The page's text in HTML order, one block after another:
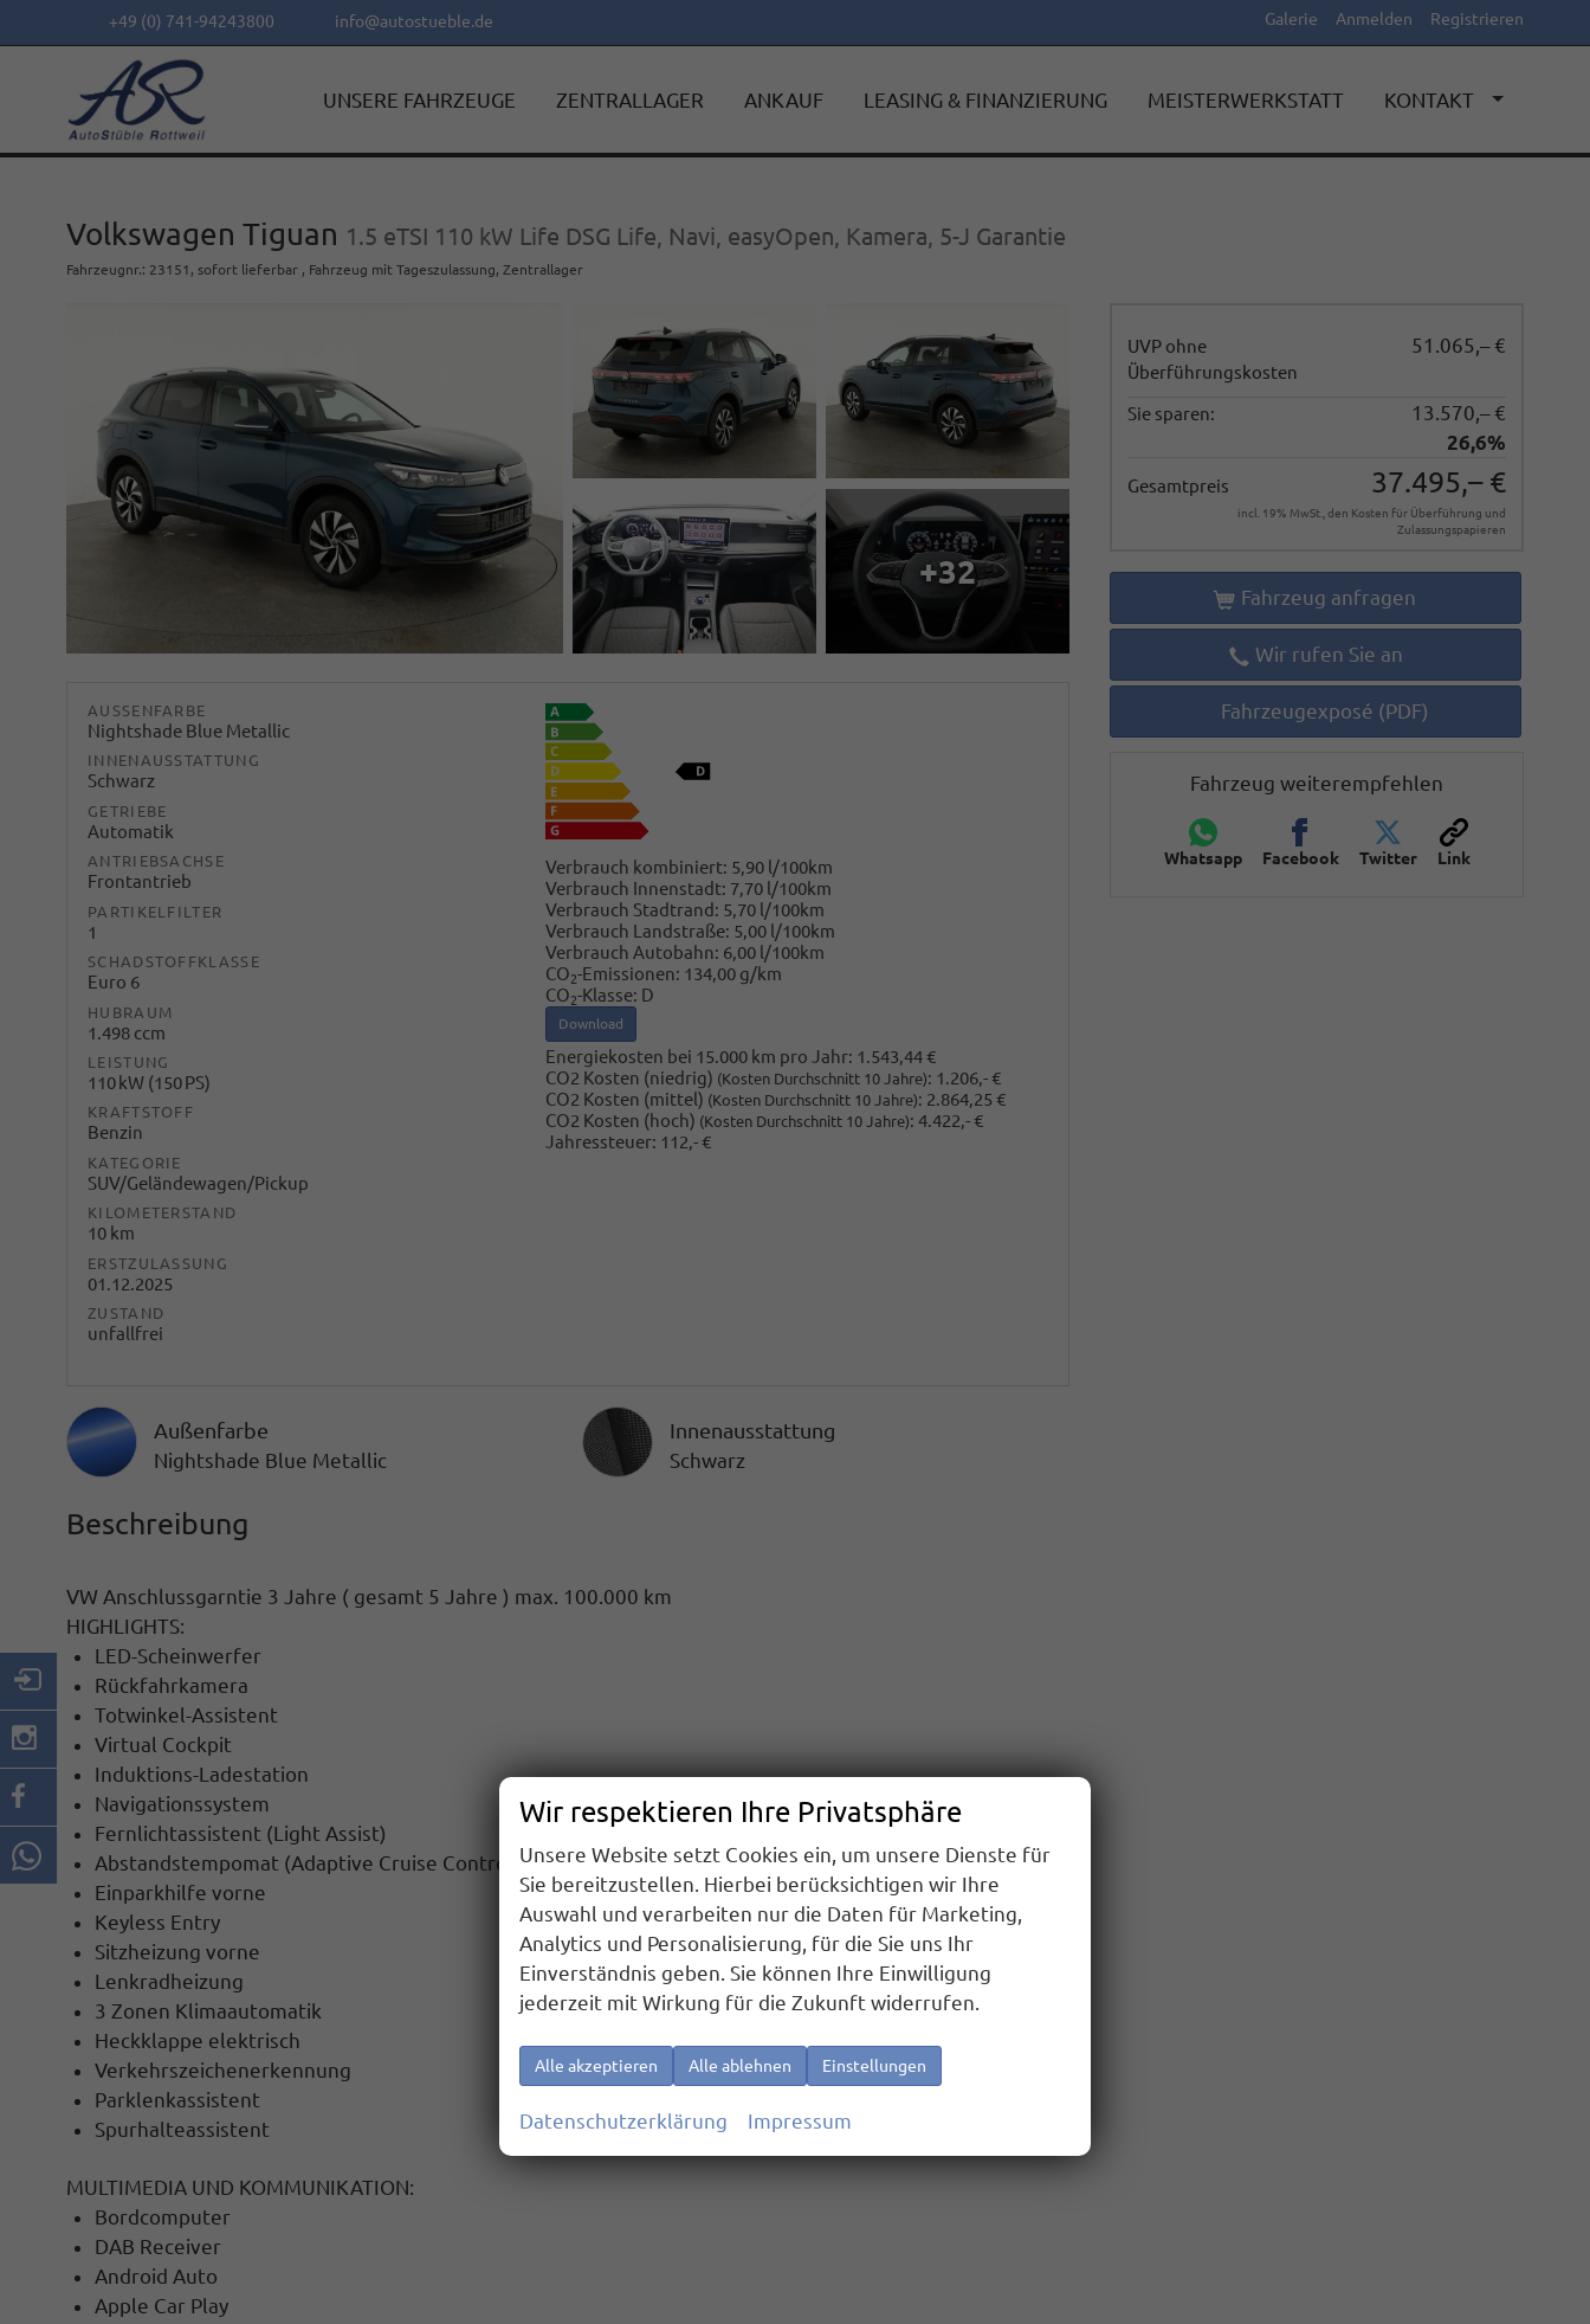
+49 (0) 741-94243800 info@autostueble.de Galerie Anmelden Registrieren
UNSERE FAHRZEUGE ZENTRALLAGER ANKAUF LEASING & FINANZIERUNG MEISTERWERKSTATT KONTAKT
Volkswagen Tiguan 1.5 eTSI 110 kW Life DSG Life, Navi, easyOpen, Kamera, 5-J Garantie
Fahrzeugnr.: 23151 , sofort lieferbar , Fahrzeug mit Tageszulassung, Zentrallager
UVP ohne
Überführungskosten
51.065,– €
Sie sparen:
13.570,– €
26,6%
Gesamtpreis 37.495,– €
incl. 19% MwSt., den Kosten für Überführung und
Zulassungspapieren
Fahrzeug anfragen
Wir rufen Sie an
Fahrzeugexposé (PDF)
Fahrzeug weiterempfehlen
Whatsapp Facebook Twitter Link
+32
AUSSENFARBE
Nightshade Blue Metallic
INNENAUSSTATTUNG
Schwarz
GETRIEBE
Automatik
ANTRIEBSACHSE
Frontantrieb
PARTIKELFILTER
1
SCHADSTOFFKLASSE
Euro 6
HUBRAUM
1.498 ccm
LEISTUNG
110 kW (150 PS)
KRAFTSTOFF
Benzin
KATEGORIE
SUV/Geländewagen/Pickup
KILOMETERSTAND
10 km
ERSTZULASSUNG
01.12.2025
ZUSTAND
unfallfrei
Verbrauch kombiniert: 5,90 l/100km
Verbrauch Innenstadt: 7,70 l/100km
Verbrauch Stadtrand: 5,70 l/100km
Verbrauch Landstraße: 5,00 l/100km
Verbrauch Autobahn: 6,00 l/100km
CO2-Emissionen: 134,00 g/km
CO2-Klasse: D
Download
Energiekosten bei 15.000 km pro Jahr: 1.543,44 €
CO2 Kosten (niedrig) (Kosten Durchschnitt 10 Jahre): 1.206,- €
CO2 Kosten (mittel) (Kosten Durchschnitt 10 Jahre): 2.864,25 €
CO2 Kosten (hoch) (Kosten Durchschnitt 10 Jahre): 4.422,- €
Jahressteuer: 112,- €
Außenfarbe
Nightshade Blue Metallic
InnenausstattungInnenausstattung
Schwarz
Beschreibung
VW Anschlussgarntie 3 Jahre ( gesamt 5 Jahre ) max. 100.000 km
HIGHLIGHTS:
LED-Scheinwerfer
Rückfahrkamera
Totwinkel-Assistent
Virtual Cockpit
Induktions-Ladestation
Navigationssystem
Fernlichtassistent (Light Assist)
Abstandstempomat (Adaptive Cruise Control)
Einparkhilfe vorne
Keyless Entry
Sitzheizung vorne
Lenkradheizung
3 Zonen Klimaautomatik
Heckklappe elektrisch
Verkehrszeichenerkennung
Parklenkassistent
Spurhalteassistent
MULTIMEDIA UND KOMMUNIKATION:
Bordcomputer
DAB Receiver
Android Auto
Apple Car Play
Wir respektieren Ihre Privatsphäre
Unsere Website setzt Cookies ein, um unsere Dienste für
Sie bereitzustellen. Hierbei berücksichtigen wir Ihre
Auswahl und verarbeiten nur die Daten für Marketing,
Analytics und Personalisierung, für die Sie uns Ihr
Einverständnis geben. Sie können Ihre Einwilligung
jederzeit mit Wirkung für die Zukunft widerrufen.
Alle akzeptieren Alle ablehnen Einstellungen
Datenschutzerklärung Impressum